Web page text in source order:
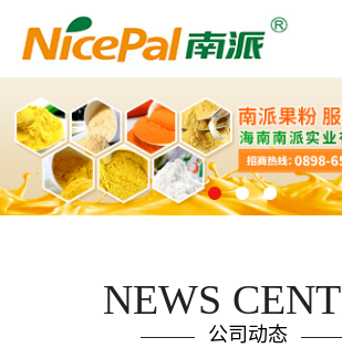
NEWS
公司动态